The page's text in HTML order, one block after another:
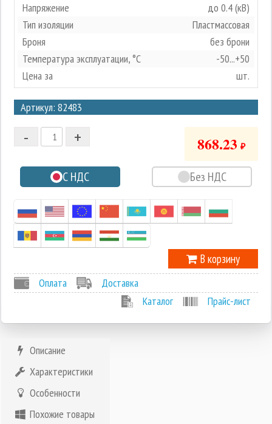
Напряжение
до 0.4 (кВ)
Тип изоляции
Пластмассовая
Броня
без брони
Температура эксплуатации, °С
-50...+50
Цена за
шт.
Артикул: 82483
3
2
1
-1
+
- 868.23 ₽
С НДС Без НДС
В корзину
Оплата
Доставка
Каталог
Прайс-лист
Описание
Характеристики
Особенности
Похожие товары